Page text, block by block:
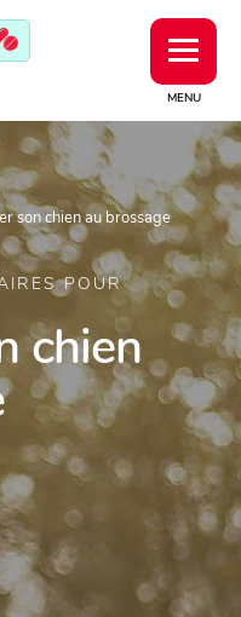
MENU
son chien au brossage
POUR
chien